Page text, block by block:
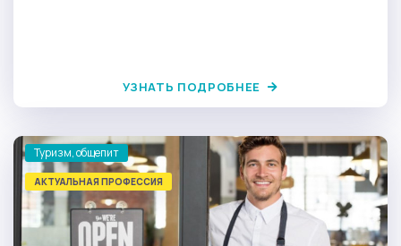
УЗНАТЬ ПОДРОБНЕЕ
Туризм, общепит
АКТУАЛЬНАЯ ПРОФЕССИЯ